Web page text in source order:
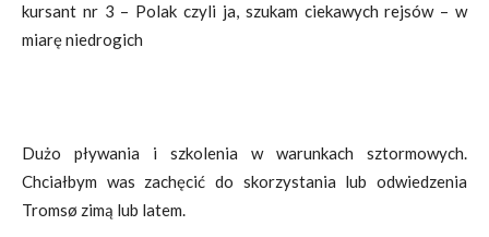
kursant nr 3 – Polak czyli ja, szukam ciekawych rejsów – w
miarę niedrogich
Dużo pływania i szkolenia w warunkach sztormowych.
Chciałbym was zachęcić do skorzystania lub odwiedzenia
Tromsø zimą lub latem.